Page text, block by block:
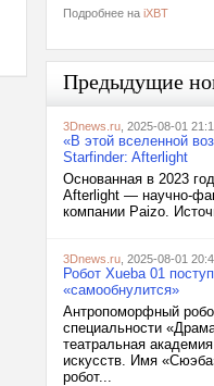
Подробнее на iXBT
Предыдущие
3Dnews.ru , 2025-08-01
«В этой вселенной
Starfinder: Afterlight
Основанная в 2023
Afterlight — научно-
компании Paizo.
3Dnews.ru , 2025-08-01
Робот Xueba 01
«самообнулится»
Антропоморфный
специальности
театральная
искусств. Имя
робот...